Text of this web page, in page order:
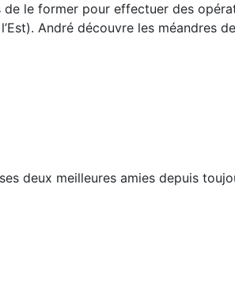
le former pour effectuer des
André découvre les méandres
deux meilleures amies depuis